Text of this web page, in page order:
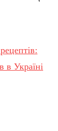
в Україні